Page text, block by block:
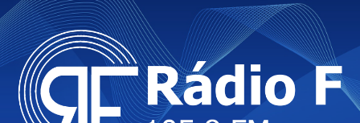
Skip
to
content